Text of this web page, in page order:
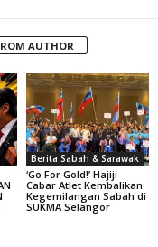
AUTHOR
Berita Sabah & Sarawak
‘Go For Gold!’ Hajiji
Cabar Atlet Kembalikan
Kegemilangan Sabah di
SUKMA Selangor